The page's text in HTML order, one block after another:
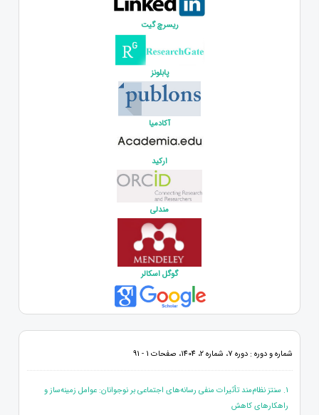
ریسرچ گیت
پابلونز
آکادمیا
ارکید
مندلی
گوگل اسکالر
شماره و دوره : دوره 7، شماره 2، 1404، صفحات 1 - 91
1. سنتز نظام‌مند تأثیرات منفی رسانه‌های اجتماعی بر نوجوانان: عوامل زمینه‌ساز و
راهکارهای کاهش